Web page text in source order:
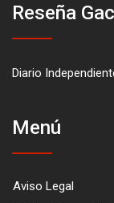
Reseña
Diario
Menú
Aviso Legal